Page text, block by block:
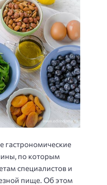
гастрономические
по которым
специалистов и
пище. Об этом